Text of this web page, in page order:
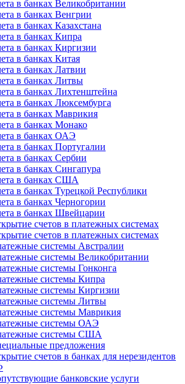
в банках Великобритании
в банках Венгрии
в банках Казахстана
в банках Кипра
в банках Киргизии
в банках Китая
в банках Латвии
в банках Литвы
в банках Лихтенштейна
в банках Люксембурга
в банках Маврикия
в банках Монако
в банках ОАЭ
в банках Португалии
в банках Сербии
в банках Сингапура
в банках США
в банках Турецкой Республики
в банках Черногории
в банках Швейцарии
счетов в платежных системах
счетов в платежных системах
системы Австралии
системы Великобритании
системы Гонконга
системы Кипра
системы Киргизии
системы Литвы
системы Маврикия
системы ОАЭ
системы США
предложения
счетов в банках для нерезидентов
банковские услуги